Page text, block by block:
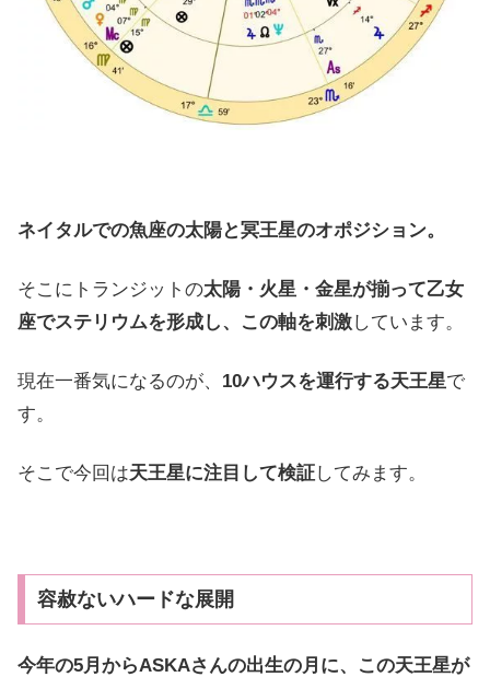
ネイタルでの魚座の太陽と冥王星のオポジション。
そこにトランジットの太陽・火星・金星が揃って乙女
座でステリウムを形成し、この軸を刺激しています。
現在一番気になるのが、 10ハウスを運行する天王星で
す。
そこで今回は天王星に注目して検証してみます。
容赦ないハードな展開
今年の5月からASKAさんの出生の月に、この天王星が